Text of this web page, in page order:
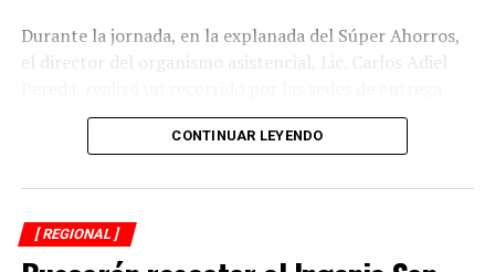
Durante la jornada, en la explanada del Súper Ahorros,
el director del organismo asistencial, Lic. Carlos Adiel
para supervisar las actividades desarrolladas por el área
de Plan Alimentario, reconociendo el compromiso y la
beneficio a la población para fortalecer la alimentación
y el desarrollo de las familias.
CONTINUAR LEYENDO
[ REGIONAL ]